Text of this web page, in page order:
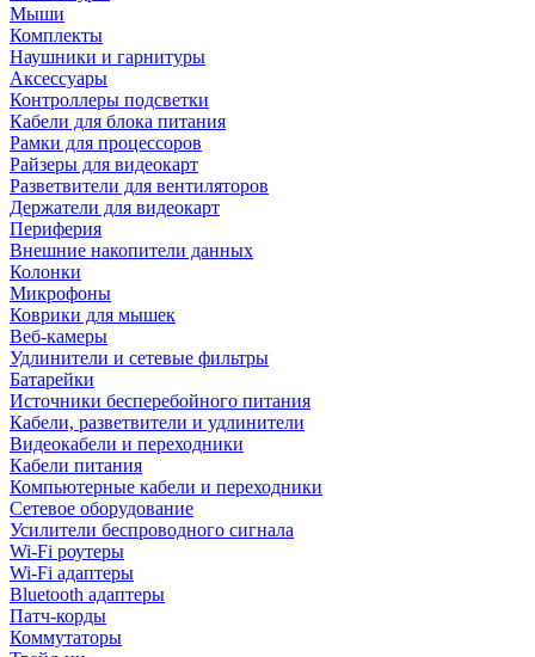
Мыши
Комплекты
Наушники и гарнитуры
Аксессуары
Контроллеры подсветки
Кабели для блока питания
Рамки для процессоров
Райзеры для видеокарт
Разветвители для вентиляторов
Держатели для видеокарт
Периферия
Внешние накопители данных
Колонки
Микрофоны
Коврики для мышек
Веб-камеры
Удлинители и сетевые фильтры
Батарейки
Источники бесперебойного питания
Кабели, разветвители и удлинители
Видеокабели и переходники
Кабели питания
Компьютерные кабели и переходники
Сетевое оборудование
Усилители беспроводного сигнала
Wi-Fi роутеры
Wi-Fi адаптеры
Bluetooth адаптеры
Патч-корды
Коммутаторы